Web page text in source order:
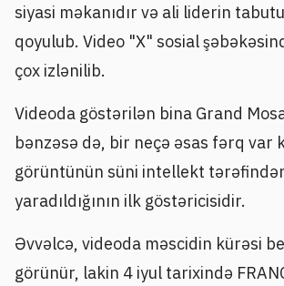
siyasi məkanıdır və ali liderin
qoyulub. Video "X" sosial
çox izlənilib.
Videoda göstərilən bina Grand
bənzəsə də, bir neçə əsas fərq var
görüntünün süni intellekt
yaradıldığının ilk göstəricisidir.
Əvvəlcə, videoda məscidin kürəsi
görünür, lakin 4 iyul tarixində